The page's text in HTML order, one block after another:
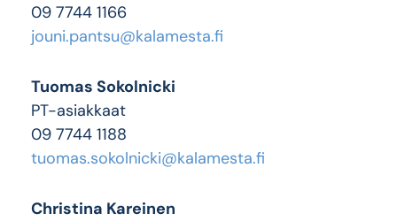
Christina Kareinen
Tuomas Sokolnicki
PT-asiakkaat
09 7744 1188
tuomas.sokolnicki@kalamesta.fi
09 7744 1166
jouni.pantsu@kalamesta.fi